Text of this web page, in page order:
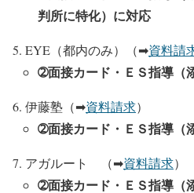
判所に特化）に対応
EYE（都内のみ）（➡資料請
➁面接カード・ＥＳ指導（
伊藤塾（➡資料請求）
➁面接カード・ＥＳ指導（
アガルート （➡資料請求）
➁面接カード・ＥＳ指導（